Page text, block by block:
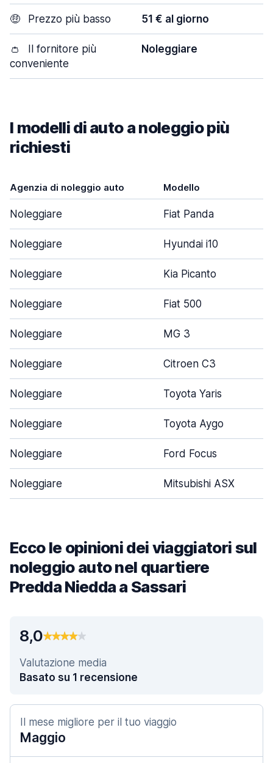
🤑 Prezzo più basso 51 € al giorno
👛
Il fornitore più
conveniente
Noleggiare
I modelli di auto a noleggio più
richiesti
Agenzia di noleggio auto Modello
Noleggiare Fiat Panda
Noleggiare Hyundai i10
Noleggiare Kia Picanto
Noleggiare Fiat 500
Noleggiare MG 3
Noleggiare Citroen C3
Noleggiare Toyota Yaris
Noleggiare Toyota Aygo
Noleggiare Ford Focus
Noleggiare Mitsubishi ASX
Ecco le opinioni dei viaggiatori sul
noleggio auto nel quartiere
Predda Niedda a Sassari
8,0
Valutazione media
Basato su 1 recensione
Il mese migliore per il tuo viaggio
Maggio